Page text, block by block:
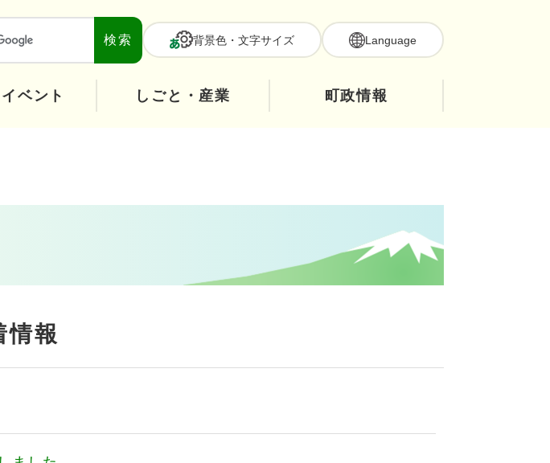
本
へ
背景色・文字サイズ Language
ベント しごと・産業 町政情報
情報